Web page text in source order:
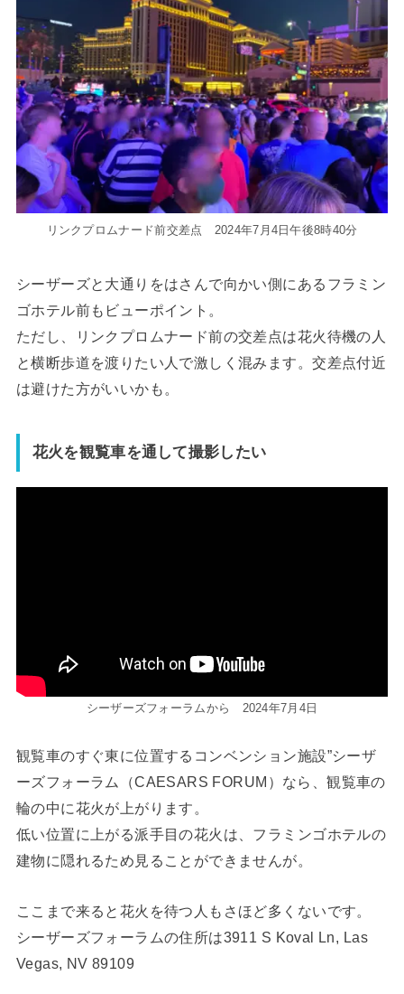
リンクプロムナード前交差点 2024年7月4日午後8時40分
シーザーズと大通りをはさんで向かい側にあるフラミン
ゴホテル前もビューポイント。
ただし、リンクプロムナード前の交差点は花火待機の人
と横断歩道を渡りたい人で激しく混みます。交差点付近
は避けた方がいいかも。
花火を観覧車を通して撮影したい
シーザーズフォーラムから 2024年7月4日
観覧車のすぐ東に位置するコンベンション施設”シーザ
ーズフォーラム（CAESARS FORUM）なら、観覧車の
輪の中に花火が上がります。
低い位置に上がる派手目の花火は、フラミンゴホテルの
建物に隠れるため見ることができませんが。
ここまで来ると花火を待つ人もさほど多くないです。
シーザーズフォーラムの住所は3911 S Koval Ln, Las
Vegas, NV 89109